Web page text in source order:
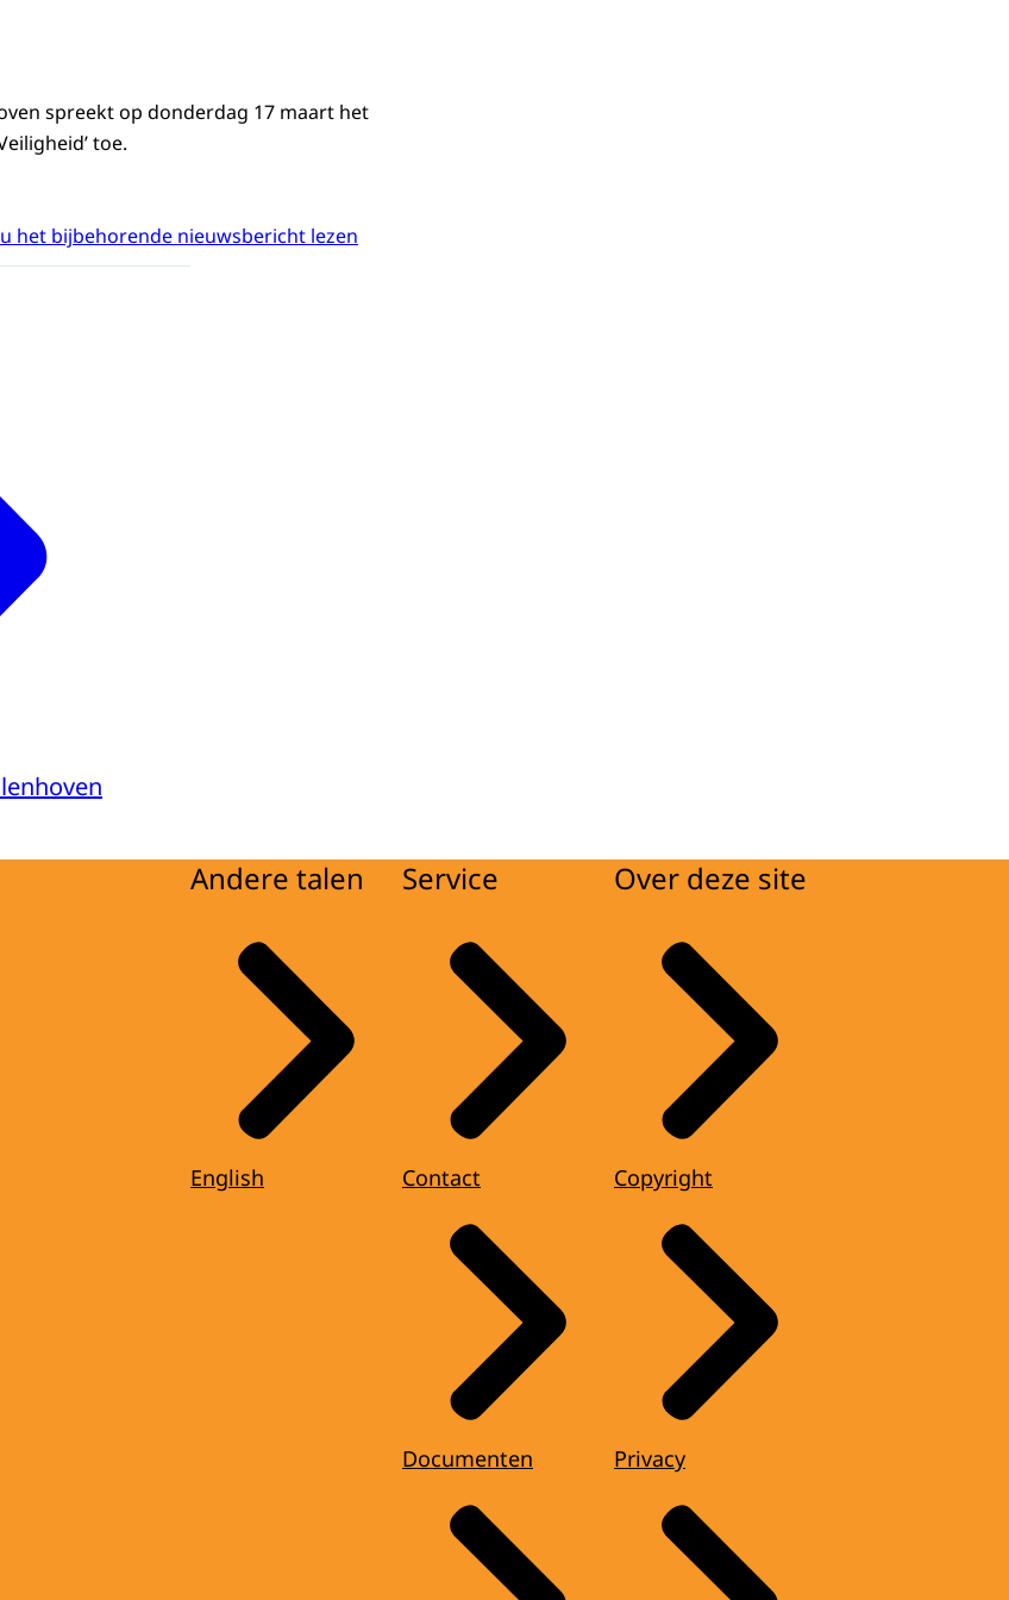
spreekt op donderdag 17 maart het
toe.
het bijbehorende nieuwsbericht lezen
Andere talen
English
Service
Contact
Documenten
Over deze site
Copyright
Privacy